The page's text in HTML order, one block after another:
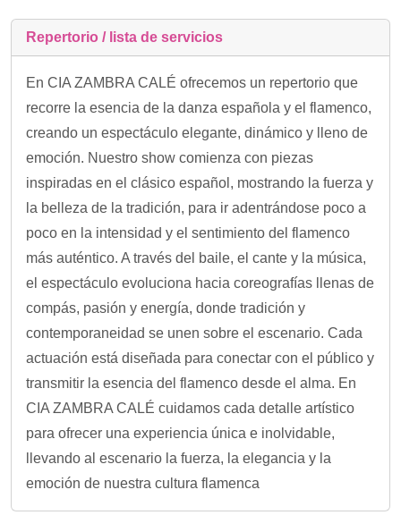
Repertorio / lista de servicios
En CIA ZAMBRA CALÉ ofrecemos un repertorio que
recorre la esencia de la danza española y el flamenco,
creando un espectáculo elegante, dinámico y lleno de
emoción. Nuestro show comienza con piezas
inspiradas en el clásico español, mostrando la fuerza y
la belleza de la tradición, para ir adentrándose poco a
poco en la intensidad y el sentimiento del flamenco
más auténtico. A través del baile, el cante y la música,
el espectáculo evoluciona hacia coreografías llenas de
compás, pasión y energía, donde tradición y
contemporaneidad se unen sobre el escenario. Cada
actuación está diseñada para conectar con el público y
transmitir la esencia del flamenco desde el alma. En
CIA ZAMBRA CALÉ cuidamos cada detalle artístico
para ofrecer una experiencia única e inolvidable,
llevando al escenario la fuerza, la elegancia y la
emoción de nuestra cultura flamenca